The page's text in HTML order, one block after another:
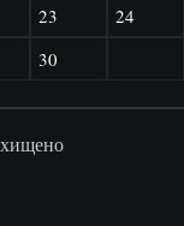
23
24
30